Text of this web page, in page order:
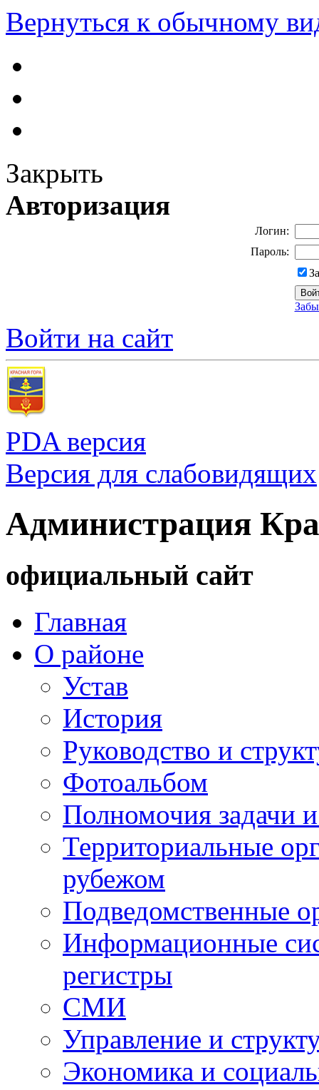
Вернуться к обычному
Закрыть
Авторизация
Логин:
Пароль:
Войти на сайт
PDA версия
Версия для слабовидящих
Администрация
официальный сайт
Главная
О районе
Устав
История
Руководство и
Фотоальбом
Полномочия задачи
Территориальные
рубежом
Подведомственные
Информационные
регистры
СМИ
Управление и
Экономика и